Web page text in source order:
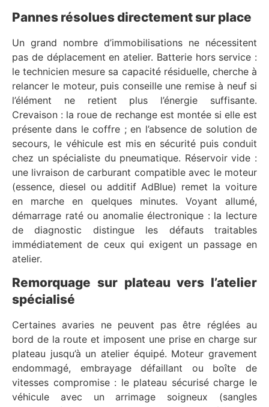
Pannes résolues directement sur place
Un grand nombre d’immobilisations ne nécessitent
pas de déplacement en atelier. Batterie hors service :
le technicien mesure sa capacité résiduelle, cherche à
relancer le moteur, puis conseille une remise à neuf si
l’élément ne retient plus l’énergie suffisante.
Crevaison : la roue de rechange est montée si elle est
présente dans le coffre ; en l’absence de solution de
secours, le véhicule est mis en sécurité puis conduit
chez un spécialiste du pneumatique. Réservoir vide :
une livraison de carburant compatible avec le moteur
(essence, diesel ou additif AdBlue) remet la voiture
en marche en quelques minutes. Voyant allumé,
démarrage raté ou anomalie électronique : la lecture
de diagnostic distingue les défauts traitables
immédiatement de ceux qui exigent un passage en
atelier.
Remorquage sur plateau vers l’atelier
spécialisé
Certaines avaries ne peuvent pas être réglées au
bord de la route et imposent une prise en charge sur
plateau jusqu’à un atelier équipé. Moteur gravement
endommagé, embrayage défaillant ou boîte de
vitesses compromise : le plateau sécurisé charge le
véhicule avec un arrimage soigneux (sangles